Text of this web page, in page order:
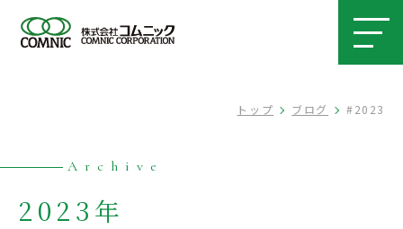
トップ ブログ #2023
Archive
2023年